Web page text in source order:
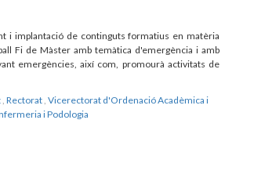
i implantació de continguts formatius en matèria
Fi de Màster amb temàtica d'emergència i amb
emergències, així com, promourà activitats de
Rectorat Vicerectorat d'Ordenació Acadèmica i
i Podologia